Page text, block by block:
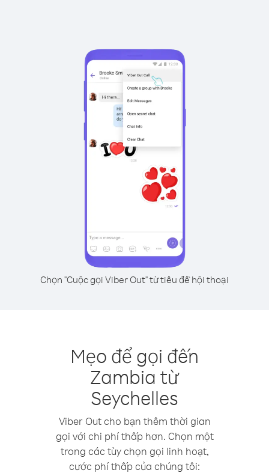
Chọn "Cuộc gọi Viber Out" từ tiêu đề hội thoại
Mẹo để gọi đến
Zambia từ
Seychelles
Viber Out cho bạn thêm thời gian
gọi với chi phí thấp hơn. Chọn một
trong các tùy chọn gọi linh hoạt,
cước phí thấp của chúng tôi: